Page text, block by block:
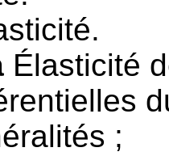
Élasticité
;